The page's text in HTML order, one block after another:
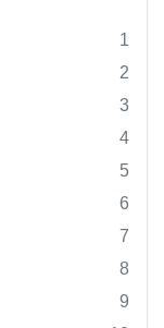
1
2
3
4
5
6
7
8
9